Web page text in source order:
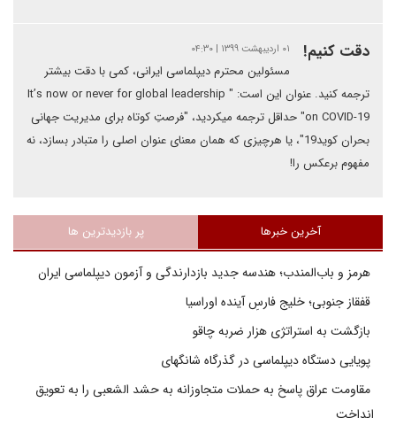
دقت کنیم! ۰۱ اردیبهشت ۱۳۹۹ | ۰۴:۳۰
مسئولین محترم دیپلماسی ایرانی، کمی با دقت بیشتر
ترجمه کنید. عنوان این است: " It’s now or never for global leadership
on COVID-19" حداقل ترجمه می‎کردید، "فرصتِ کوتاه برای مدیریت جهانی
بحران کوید19"، یا هرچیزی که همان معنای عنوان اصلی را متبادر بسازد، نه
مفهوم برعکس را!
آخرین خبرها پر بازدیدترین ها
هرمز و باب‌المندب؛ هندسه جدید بازدارندگی و آزمون دیپلماسی ایران
قفقاز جنوبی؛ خلیج فارسِ آینده اوراسیا
بازگشت به استراتژی هزار ضربه چاقو
پویایی دستگاه دیپلماسی در گذرگاه شانگهای
مقاومت عراق پاسخ به حملات متجاوزانه به حشد الشعبی را به تعویق
انداخت